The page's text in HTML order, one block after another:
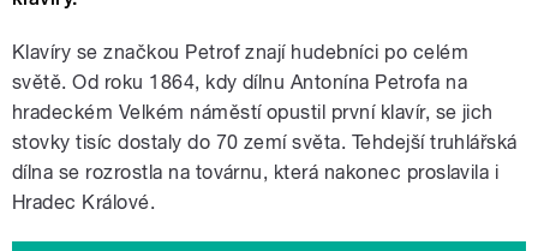
Klavíry se značkou Petrof znají hudebníci po celém
světě. Od roku 1864, kdy dílnu Antonína Petrofa na
hradeckém Velkém náměstí opustil první klavír, se jich
stovky tisíc dostaly do 70 zemí světa. Tehdejší truhlářská
dílna se rozrostla na továrnu, která nakonec proslavila i
Hradec Králové.